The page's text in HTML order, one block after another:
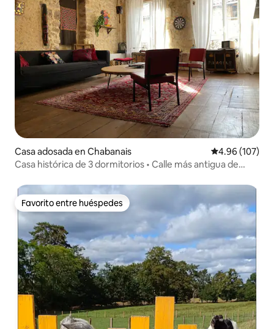
Casa adosada en Chabanais Calificación
4.96 (107)
Casa histórica de 3 dormitorios • Calle más antigua de
Favorito entre huéspedes
Favorito entre huéspedes